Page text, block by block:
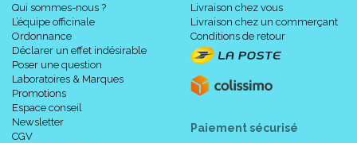
Qui sommes-nous ?
L’équipe officinale
Ordonnance
Déclarer un effet indésirable
Poser une question
Laboratoires & Marques
Promotions
Espace conseil
Newsletter
CGV
Livraison chez vous
Livraison chez un commerçant
Conditions de retour
Paiement sécurisé